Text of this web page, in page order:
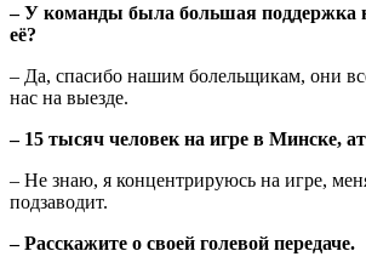
– У команды была большая поддержка
её?
– Да, спасибо нашим болельщикам, они
нас на выезде.
– 15 тысяч человек на игре в Минске,
– Не знаю, я концентрируюсь на игре,
подзаводит.
– Расскажите о своей голевой передаче.